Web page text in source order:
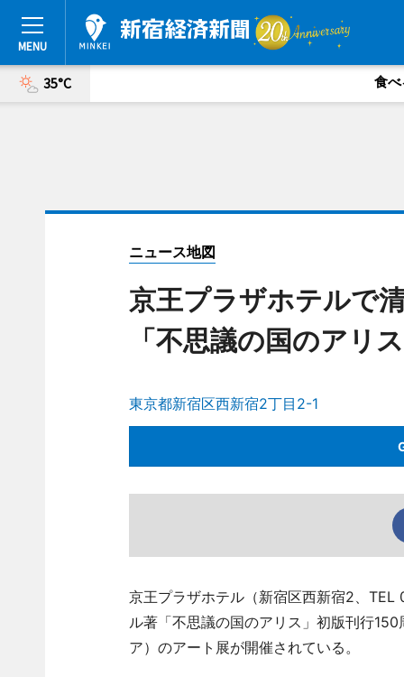
35°C 食べ
ニュース地図
京王プラザホテルで
「不思議の国のアリ
東京都新宿区西新宿2丁目2-1
京王プラザホテル（新宿区西新宿2、
ル著「不思議の国のアリス」初版刊行
ア）のアート展が開催されている。